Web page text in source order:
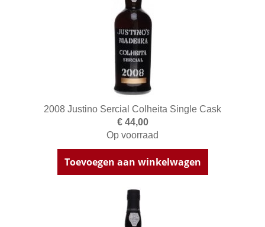
2008 Justino Sercial Colheita Single Cask
€ 44,00
Op voorraad
Toevoegen aan winkelwagen